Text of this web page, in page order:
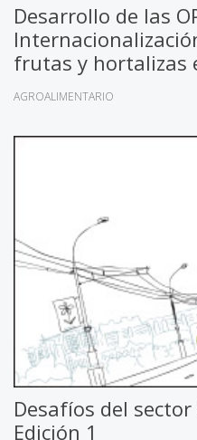
Desarrollo de las
frutas y hortalizas
AGROALIMENTARIO
Desafíos del
Edición 1